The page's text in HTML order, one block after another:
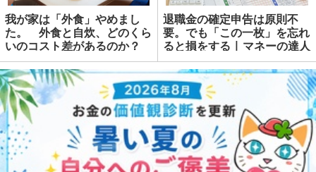
我が家は「外食」やめまし
た。 外食と自炊、どのくら
いのコスト差があるのか？
退職金の確定申告は原則不
要。でも「この一枚」を忘れ
ると損をする | マネーの達人